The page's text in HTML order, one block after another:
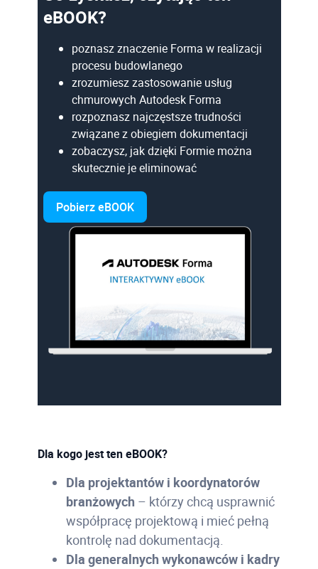
eBOOK?
poznasz znaczenie Forma w realizacji
procesu budowlanego
zrozumiesz zastosowanie usług
chmurowych Autodesk Forma
rozpoznasz najczęstsze trudności
związane z obiegiem dokumentacji
zobaczysz, jak dzięki Formie można
skutecznie je eliminować
Pobierz eBOOK
Dla kogo jest ten eBOOK?
Dla projektantów i koordynatorów
branżowych – którzy chcą usprawnić
współpracę projektową i mieć pełną
kontrolę nad dokumentacją.
Dla generalnych wykonawców i kadry